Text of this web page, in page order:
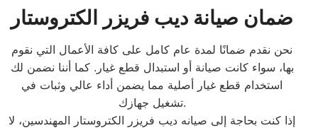
ضمان صيانة ديب فريزر الكتروستار
نحن نقدم ضمانًا لمدة عام كامل على كافة الأعمال التي نقوم
بها، سواء كانت صيانة أو استبدال قطع غيار. كما أننا نضمن لك
استخدام قطع غيار أصلية مما يضمن أداء عالي وثبات في
تشغيل جهازك.
إذا كنت بحاجة إلى صيانه ديب فريزر الكتروستار المهندسين، لا